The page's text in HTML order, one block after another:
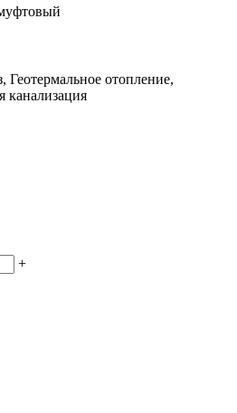
Геотермальное отопление,
канализация
+